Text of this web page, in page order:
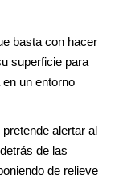
basta con hacer
superficie para
un entorno
alertar al
de las
de relieve